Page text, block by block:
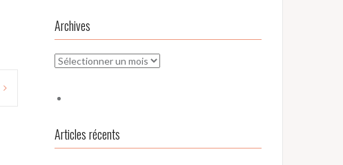
Archives
Archives
Articles récents